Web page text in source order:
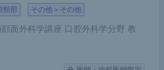
しているなか、2024年4月に
適用されるなど、外科医療を
ている。「外科医がもっと輝
頸部 その他＞その他
面外科学講座 口腔外科学分野 教